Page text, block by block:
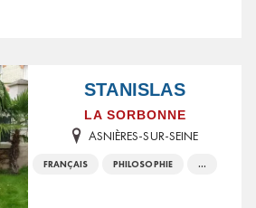
STANISLAS
LA SORBONNE
ASNIÈRES-SUR-SEINE
FRANÇAIS PHILOSOPHIE ...